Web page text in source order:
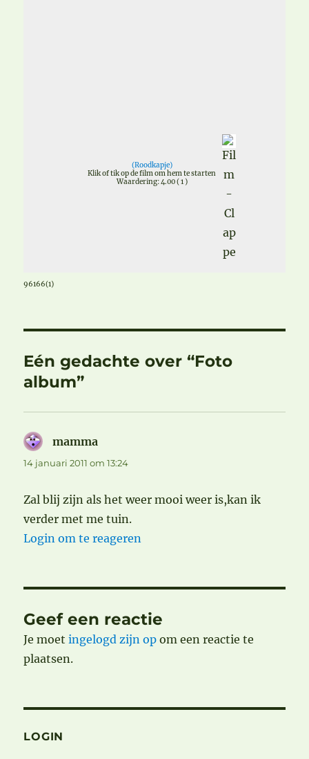
(Roodkapje)
Klik of tik op de film om hem te starten
Waardering: 4.00 ( 1 )
96166(1)
Eén gedachte over “Foto
album”
mamma
14 januari 2011 om 13:24
Zal blij zijn als het weer mooi weer is,kan ik
verder met me tuin.
Login om te reageren
Geef een reactie
Je moetingelogd zijn op om een reactie te
plaatsen.
LOGIN